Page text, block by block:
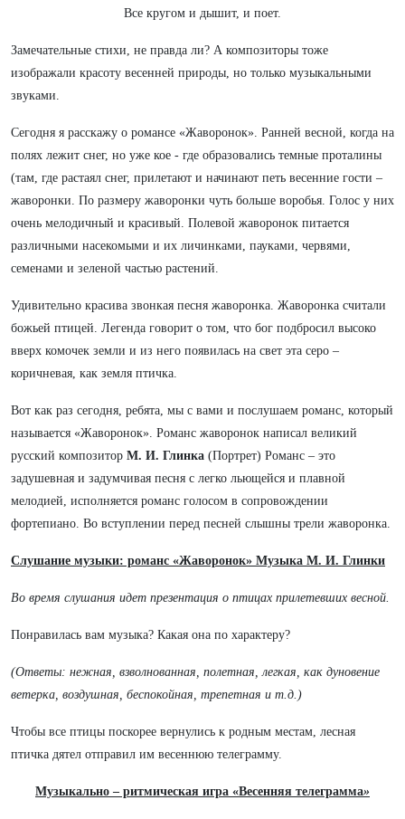
Все кругом и дышит, и поет.
Замечательные стихи, не правда ли? А композиторы тоже
изображали красоту весенней природы, но только музыкальными
звуками.
Сегодня я расскажу о романсе «Жаворонок». Ранней весной, когда на
полях лежит снег, но уже кое - где образовались темные проталины
(там, где растаял снег, прилетают и начинают петь весенние гости –
жаворонки. По размеру жаворонки чуть больше воробья. Голос у них
очень мелодичный и красивый. Полевой жаворонок питается
различными насекомыми и их личинками, пауками, червями,
семенами и зеленой частью растений.
Удивительно красива звонкая песня жаворонка. Жаворонка считали
божьей птицей. Легенда говорит о том, что бог подбросил высоко
вверх комочек земли и из него появилась на свет эта серо –
коричневая, как земля птичка.
Вот как раз сегодня, ребята, мы с вами и послушаем романс, который
называется «Жаворонок». Романс жаворонок написал великий
русский композитор М. И. Глинка (Портрет) Романс – это
задушевная и задумчивая песня с легко льющейся и плавной
мелодией, исполняется романс голосом в сопровождении
фортепиано. Во вступлении перед песней слышны трели жаворонка.
Слушание музыки: романс «Жаворонок» Музыка М. И. Глинки
Во время слушания идет презентация о птицах прилетевших весной.
Понравилась вам музыка? Какая она по характеру?
(Ответы: нежная, взволнованная, полетная, легкая, как дуновение
ветерка, воздушная, беспокойная, трепетная и т.д.)
Чтобы все птицы поскорее вернулись к родным местам, лесная
птичка дятел отправил им весеннюю телеграмму.
Музыкально – ритмическая игра «Весенняя телеграмма»